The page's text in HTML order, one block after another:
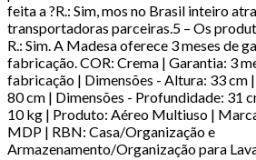
feita a ?R.: Sim, mos no Brasil inteiro
transportadoras parceiras.5 – Os
R.: Sim. A Madesa oferece 3 meses de
fabricação. COR: Crema | Garantia: 3
fabricação | Dimensões - Altura: 33 cm
80 cm | Dimensões - Profundidade: 31
10 kg | Produto: Aéreo Multiuso |
MDP | RBN: Casa/Organização e
Armazenamento/Organização para